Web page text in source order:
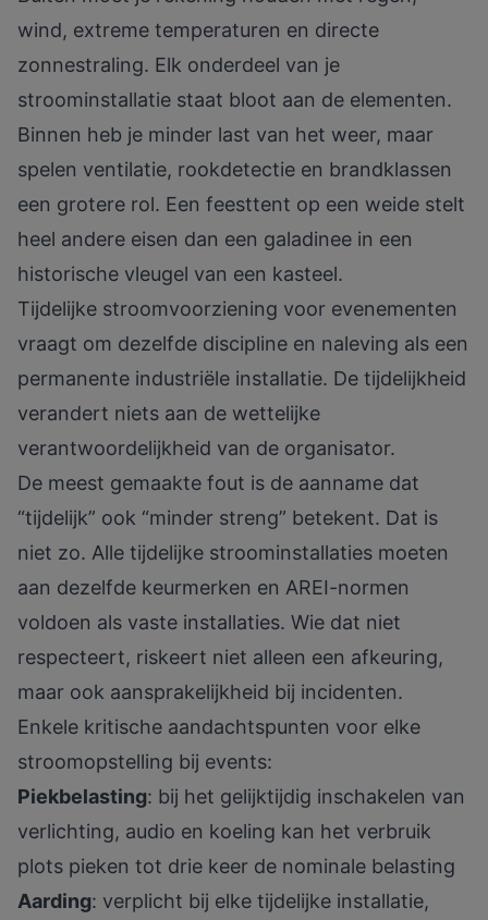
wind, extreme temperaturen en directe
zonnestraling. Elk onderdeel van je
stroominstallatie staat bloot aan de elementen.
Binnen heb je minder last van het weer, maar
spelen ventilatie, rookdetectie en brandklassen
een grotere rol. Een feesttent op een weide stelt
heel andere eisen dan een galadinee in een
historische vleugel van een kasteel.
Tijdelijke stroomvoorziening voor evenementen
vraagt om dezelfde discipline en naleving als een
permanente industriële installatie. De tijdelijkheid
verandert niets aan de wettelijke
verantwoordelijkheid van de organisator.
De meest gemaakte fout is de aanname dat
“tijdelijk” ook “minder streng” betekent. Dat is
niet zo. Alle tijdelijke stroominstallaties moeten
aan dezelfde keurmerken en AREI-normen
voldoen als vaste installaties. Wie dat niet
respecteert, riskeert niet alleen een afkeuring,
maar ook aansprakelijkheid bij incidenten.
Enkele kritische aandachtspunten voor elke
stroomopstelling bij events:
Piekbelasting: bij het gelijktijdig inschakelen van
verlichting, audio en koeling kan het verbruik
plots pieken tot drie keer de nominale belasting
Aarding: verplicht bij elke tijdelijke installatie,